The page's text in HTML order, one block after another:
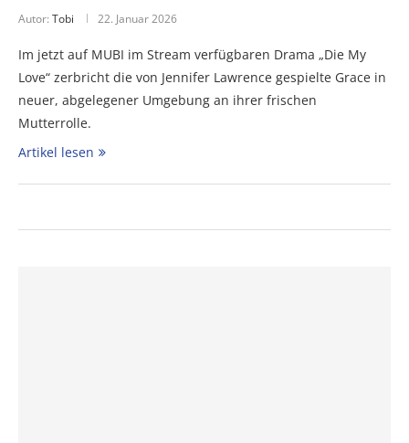
Autor: Tobi 22. Januar 2026
Im jetzt auf MUBI im Stream verfügbaren Drama „Die My
Love“ zerbricht die von Jennifer Lawrence gespielte Grace in
neuer, abgelegener Umgebung an ihrer frischen
Mutterrolle.
Artikel lesen